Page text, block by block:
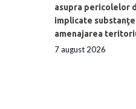
asupra pericolelor
implicate
amenajarea
7 august 2026